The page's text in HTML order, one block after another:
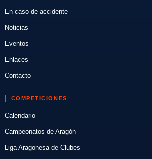
En caso de accidente
Noticias
Eventos
Enlaces
Contacto
COMPETICIONES
Calendario
Campeonatos de Aragón
Liga Aragonesa de Clubes